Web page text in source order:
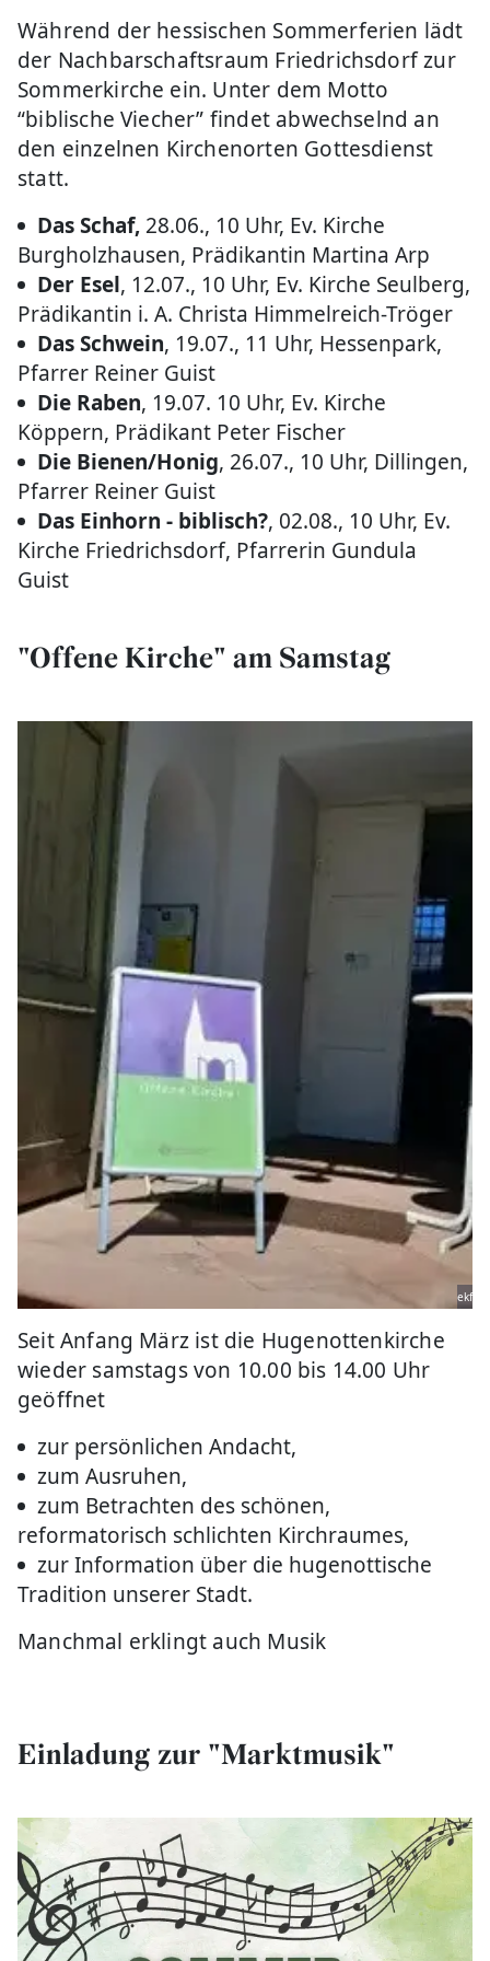
Während der hessischen Sommerferien lädt
der Nachbarschaftsraum Friedrichsdorf zur
Sommerkirche ein. Unter dem Motto
“biblische Viecher” findet abwechselnd an
den einzelnen Kirchenorten Gottesdienst
statt.
Das Schaf, 28.06., 10 Uhr, Ev. Kirche
Burgholzhausen, Prädikantin Martina Arp
Der Esel, 12.07., 10 Uhr, Ev. Kirche Seulberg,
Prädikantin i. A. Christa Himmelreich-Tröger
Das Schwein, 19.07., 11 Uhr, Hessenpark,
Pfarrer Reiner Guist
Die Raben, 19.07. 10 Uhr, Ev. Kirche
Köppern, Prädikant Peter Fischer
Die Bienen/Honig, 26.07., 10 Uhr, Dillingen,
Pfarrer Reiner Guist
Das Einhorn - biblisch?, 02.08., 10 Uhr, Ev.
Kirche Friedrichsdorf, Pfarrerin Gundula
Guist
"Offene Kirche" am Samstag
ekf
Seit Anfang März ist die Hugenottenkirche
wieder samstags von 10.00 bis 14.00 Uhr
geöffnet
zur persönlichen Andacht,
zum Ausruhen,
zum Betrachten des schönen,
reformatorisch schlichten Kirchraumes,
zur Information über die hugenottische
Tradition unserer Stadt.
Manchmal erklingt auch Musik
Einladung zur "Marktmusik"